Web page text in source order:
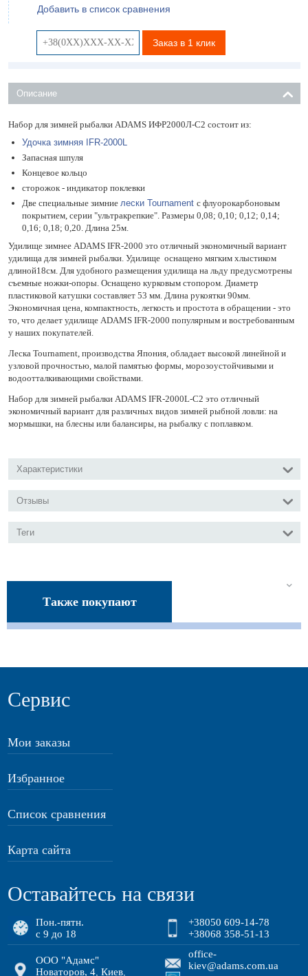
Добавить в список сравнения
Заказ в 1 клик
Описание
Набор для зимней рыбалки ADAMS ИФР2000Л-С2 состоит из:
Удочка зимняя IFR-2000L
Запасная шпуля
Концевое кольцо
сторожок - индикатор поклевки
Две специальные зимние лески Tournament с флуорокарбоновым
покрытием, серии "ультракрепкие". Размеры 0,08; 0,10; 0,12; 0,14;
0,16; 0,18; 0,20. Длина 25м.
Удилище зимнее ADAMS IFR-2000 это отличный экономичный вариант
удилища для зимней рыбалки. Удилище оснащено мягким хлыстиком
длиной18см. Для удобного размещения удилища на льду предусмотрены
съемные ножки-опоры. Оснащено курковым стопором. Диаметр
пластиковой катушки составляет 53 мм. Длина рукоятки 90мм.
Экономичная цена, компактность, легкость и простота в обращении - это
то, что делает удилище ADAMS IFR-2000 популярным и востребованным
у наших покупателей.
Леска Tournament, производства Япония, обладает высокой линейной и
узловой прочностью, малой памятью формы, морозоустойчивыми и
водоотталкивающими свойствами.
Набор для зимней рыбалки ADAMS IFR-2000L-C2 это отличный
экономичный вариант для различных видов зимней рыбной ловли: на
мормышки, на блесны или балансиры, на рыбалку с поплавком.
Характеристики
Отзывы
Теги
Также покупают
Сервис
Мои заказы
Избранное
Список сравнения
Карта сайта
Оставайтесь на связи
Пон.-пятн.
с 9 до 18
+38050 609-14-78
+38068 358-51-13
ООО "Адамс"
Новаторов, 4 ,Киев
office-
kiev@adams.com.ua